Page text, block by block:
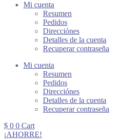
Mi cuenta
Resumen
Pedidos
Direcciónes
Detalles de la cuenta
Recuperar contraseña
Mi cuenta
Resumen
Pedidos
Direcciónes
Detalles de la cuenta
Recuperar contraseña
$ 0 0 Cart
¡AHORRE!